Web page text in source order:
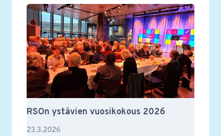
RSOn ystävien vuosikokous 2026
23.3.2026